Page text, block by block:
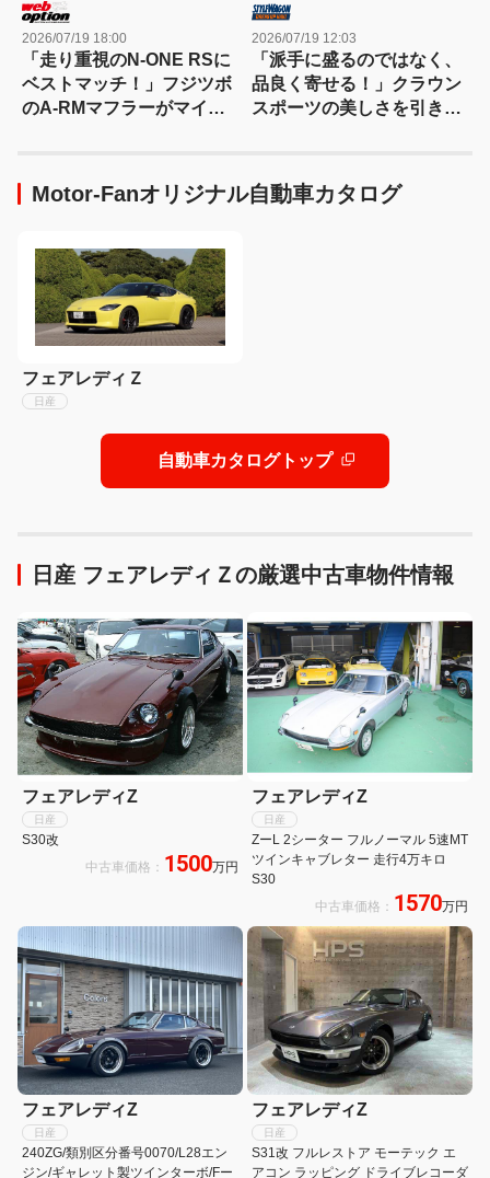
2026/07/19 18:00
「走り重視のN-ONE RSに
ベストマッチ！」フジツボ
のA-RMマフラーがマイチ
2026/07/19 12:03
「派手に盛るのではなく、
品良く寄せる！」クラウン
スポーツの美しさを引き立
Motor-Fanオリジナル自動車カタログ
フェアレディＺ
日産
自動車カタログトップ
日産 フェアレディＺの厳選中古車物件情報
フェアレディZ
日産
S30改
中古車価格： 1500万円
フェアレディZ
日産
ZーL 2シーター フルノーマル 5速MT
ツインキャブレター 走行4万キロ
S30
中古車価格： 1570万円
フェアレディZ
日産
240ZG/類別区分番号0070/L28エン
ジン/ギャレット製ツインターボ/Fー
フェアレディZ
日産
S31改 フルレストア モーテック エ
アコン ラッピング ドライブレコーダ